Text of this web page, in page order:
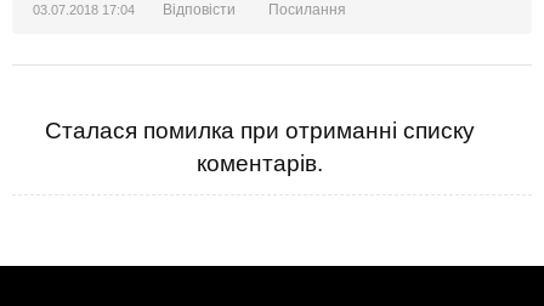
03.07.2018 17:04 Відповісти Посилання
Сталася помилка при отриманні списку
коментарів.